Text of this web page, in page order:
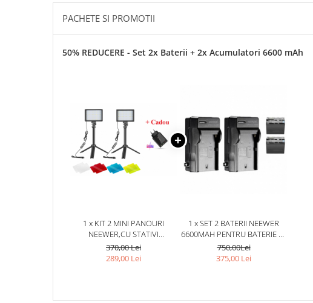
PACHETE SI PROMOTII
50% REDUCERE - Set 2x Baterii + 2x Acumulatori 6600 mAh
1 x KIT 2 MINI PANOURI
NEEWER,CU STATIVI
REGLABILI 116 CM,8 FILTRE
DE CULOARE MULTICOLORE +
370,00 Lei
289,00 Lei
1 x SET 2 BATERII NEEWER
6600MAH PENTRU BATERIE LI-
ION SONY NP-F970 + 2
INCARCATOARE NEEWER
750,00Lei
375,00 Lei